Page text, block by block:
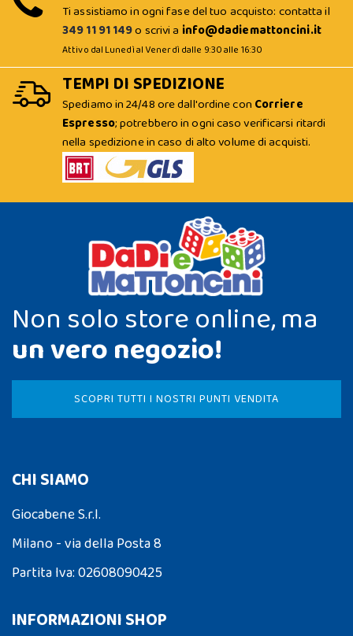
Ti assistiamo in ogni fase del tuo acquisto: contatta il
349 11 91 149o scrivi a info@dadiemattoncini.it
Attivo dal Lunedì al Venerdì dalle 9:30 alle 16:30
TEMPI DI SPEDIZIONE
Spediamo in 24/48 ore dall'ordine con Corriere
Espresso; potrebbero in ogni caso verificarsi ritardi
nella spedizione in caso di alto volume di acquisti.
Non solo store online, ma
un vero negozio!
SCOPRI TUTTI I NOSTRI PUNTI VENDITA
CHI SIAMO
Giocabene S.r.l.
Milano - via della Posta 8
Partita Iva: 02608090425
INFORMAZIONI SHOP